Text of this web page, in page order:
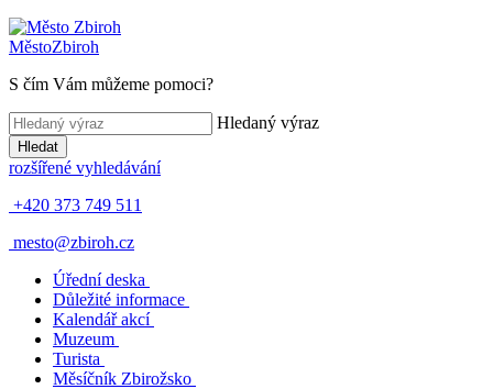
MěstoZbiroh
S čím Vám můžeme pomoci?
Hledaný výraz
Hledat
rozšířené vyhledávání
+420 373 749 511
mesto@zbiroh.cz
Úřední deska
Důležité informace
Kalendář akcí
Muzeum
Turista
Měsíčník Zbirožsko